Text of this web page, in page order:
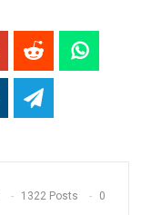
1322 Posts 0